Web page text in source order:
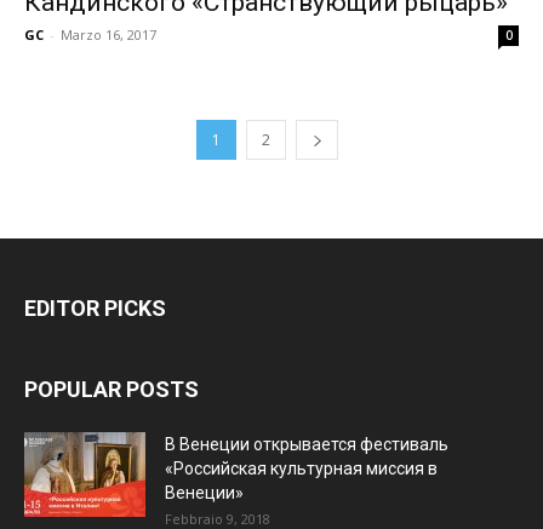
GC - Marzo 16, 2017 0
1 2
EDITOR PICKS
POPULAR POSTS
В Венеции открывается фестиваль
«Российская культурная миссия в
Венеции»
Febbraio 9, 2018